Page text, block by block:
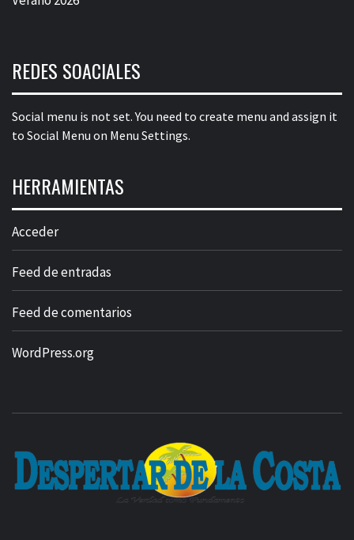
REDES SOACIALES
Social menu is not set. You need to create menu and assign it
to Social Menu on Menu Settings.
HERRAMIENTAS
Acceder
Feed de entradas
Feed de comentarios
WordPress.org